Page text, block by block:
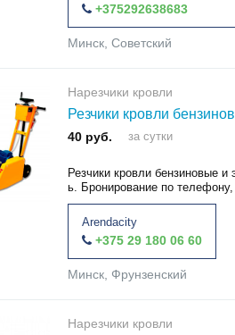
+375292638683
Минск, Советский
Нарезчики кровли
Резчики кровли
40 руб. за сутки
Резчики кровли бензиновые
ь. Бронирование по
Arendacity
+375 29 180 06 60
Минск, Фрунзенский
Нарезчики кровли